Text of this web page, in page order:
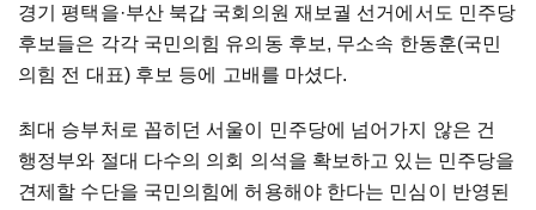
경기 평택을·부산 북갑 국회의원 재보궐 선거에서도 민주당
후보들은 각각 국민의힘 유의동 후보, 무소속 한동훈(국민
의힘 전 대표) 후보 등에 고배를 마셨다.
최대 승부처로 꼽히던 서울이 민주당에 넘어가지 않은 건
행정부와 절대 다수의 의회 의석을 확보하고 있는 민주당을
견제할 수단을 국민의힘에 허용해야 한다는 민심이 반영된